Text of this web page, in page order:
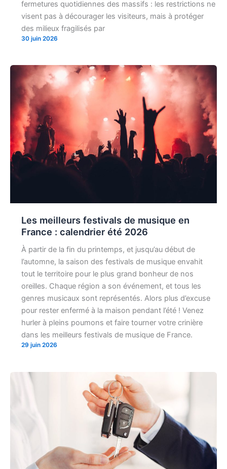
fermetures quotidiennes des massifs : les restrictions ne
visent pas à décourager les visiteurs, mais à protéger
des milieux fragilisés par
30 juin 2026
Les meilleurs festivals de musique en
France : calendrier été 2026
À partir de la fin du printemps, et jusqu’au début de
l’automne, la saison des festivals de musique envahit
tout le territoire pour le plus grand bonheur de nos
oreilles. Chaque région a son événement, et tous les
genres musicaux sont représentés. Alors plus d’excuse
pour rester enfermé à la maison pendant l’été ! Venez
hurler à pleins poumons et faire tourner votre crinière
dans les meilleurs festivals de musique de France.
29 juin 2026